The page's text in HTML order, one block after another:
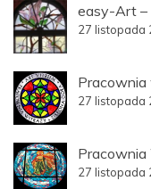
easy-Art –
27 listopada
27 listopada
27 listopada